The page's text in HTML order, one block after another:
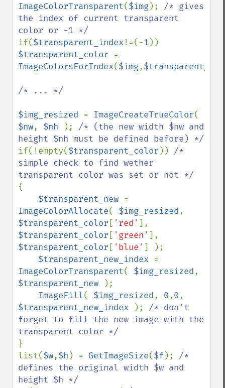
ImageColorTransparent($img); /* gives
the index of current transparent
if($transparent_index !=(-1
$transparent_color
ImageColorsForIndex($img,
/* ... */
$img_resized = ImageCreateTrueColor
$nw, $nh ); /* (the new width $nw and
if(!empty($transparent_color )) /*
simple check to find wether
{
$transparent_new
ImageColorAllocate( $img_resized
$transparent_color [ 'red'
$transparent_color [ 'green'
$transparent_color [ 'blue' ] );
$transparent_new_index
ImageColorTransparent( $img_resized
$transparent_new
);
ImageFill( $img_resized, 0,0
$transparent_new_index
); /* don't
forget to fill the new image with the
}
list($w,$h ) = GetImageSize($f); /*
defines the original width $w and